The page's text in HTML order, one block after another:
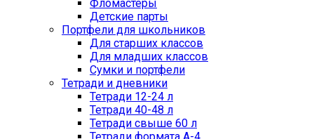
Фломастеры
Детские парты
Портфели для школьников
Для старших классов
Для младших классов
Сумки и портфели
Тетради и дневники
Тетради 12-24 л
Тетради 40-48 л
Тетради свыше 60 л